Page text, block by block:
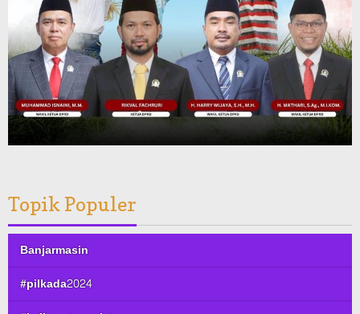
Topik Populer
Banjarmasin
#pilkada2024